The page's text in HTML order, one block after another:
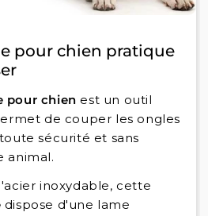
pour chien pratique
pour chien est un outil
de couper les ongles
sécurité et sans
animal.
inoxydable, cette
dispose d'une lame